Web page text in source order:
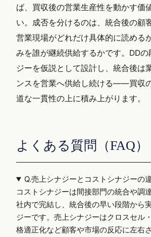
ば、買収後の営業生産性を動かす価
い。成否を分けるのは、統合後の顧
営業現場がどれだけ具体的に読める
みを誰が継続供給するかです。DD
ジーを仮説として設計し、統合後は
ンスを営業へ供給し続ける——買収
道な一貫性の上に積み上がります。
よくある質問（FAQ）
Q.売上シナジーとコストシナジーの
コストシナジーは間接部門の統合や調
社内で完結し、統合後の早い段階から
ジーです。売上シナジーはクロスセル
格適正化など顧客や市場の反応に左右